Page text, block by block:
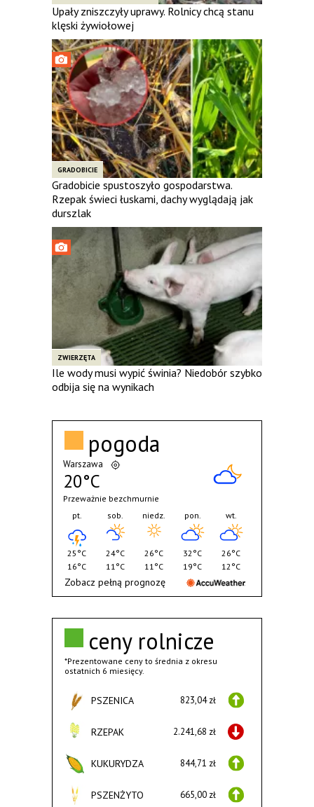
Upały zniszczyły uprawy. Rolnicy chcą stanu
klęski żywiołowej
GRADOBICIE
Gradobicie spustoszyło gospodarstwa.
Rzepak świeci łuskami, dachy wyglądają jak
durszlak
ZWIERZĘTA
Ile wody musi wypić świnia? Niedobór szybko
odbija się na wynikach
ceny rolnicze
*Prezentowane ceny to średnia z okresu
ostatnich 6 miesięcy.
PSZENICA 823,04 zł
RZEPAK 2.241,68 zł
KUKURYDZA 844,71 zł
PSZENŻYTO 665,00 zł
pogoda
Warszawa
20°C
Przeważnie bezchmurnie
pt.
25°C
16°C
sob.
24°C
11°C
niedz.
26°C
11°C
pon.
32°C
19°C
wt.
26°C
12°C
Zobacz pełną prognozę